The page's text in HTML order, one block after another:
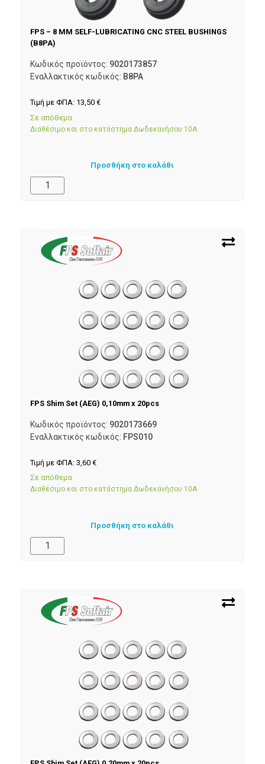
FPS – 8 MM SELF-LUBRICATING CNC STEEL BUSHINGS
(B8PA)
Κωδικός προϊόντος: 9020173857
Εναλλακτικός κωδικός: B8PA
Τιμή με ΦΠΑ: 13,50 €
Σε απόθεμα
Διαθέσιμο και στο κατάστημα Δωδεκανήσου 10Α
Προσθήκη στο καλάθι
FPS Shim Set (AEG) 0,10mm x 20pcs
Κωδικός προϊόντος: 9020173669
Εναλλακτικός κωδικός: FPS010
Τιμή με ΦΠΑ: 3,60 €
Σε απόθεμα
Διαθέσιμο και στο κατάστημα Δωδεκανήσου 10Α
Προσθήκη στο καλάθι